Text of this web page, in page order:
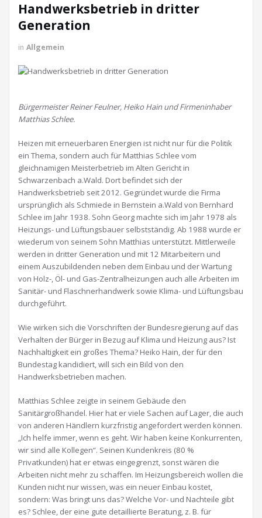
Handwerksbetrieb in dritter
Generation
in Allgemein
Bürgermeister Reiner Feulner, Heiko Hain und Firmeninhaber
Matthias Schlee.
Heizen mit erneuerbaren Energien ist nicht nur für die Politik
ein Thema, sondern auch für Matthias Schlee vom
gleichnamigen Meisterbetrieb im Alten Gericht in
Schwarzenbach a.Wald. Dort befindet sich der
Handwerksbetrieb seit 2012. Gegründet wurde die Firma
ursprünglich als Schmiede in Bernstein a.Wald von Bernhard
Schlee im Jahr 1938. Sohn Georg machte sich im Jahr 1978 als
Heizungs- und Lüftungsbauer selbstständig. Ab 1988 wurde er
wiederum von seinem Sohn Matthias unterstützt. Mittlerweile
werden in dritter Generation und mit 12 Mitarbeitern und
einem Auszubildenden neben dem Einbau und der Wartung
von Holz-, Öl- und Gas-Zentralheizungen auch alle Arbeiten im
Sanitär- und Flaschnerhandwerk sowie Klima- und Lüftungsbau
durchgeführt.
Wie wirken sich die Vorschriften der Bundesregierung auf das
Verhalten der Bürger in Bezug auf Klima und Heizung aus? Ist
Nachhaltigkeit ein großes Thema? Heiko Hain, der für den
Bundestag kandidiert, will sich ein Bild von den
Handwerksbetrieben machen.
Matthias Schlee zeigte in seinem Gebäude den
Sanitärgroßhandel. Hier hat er viele Sachen auf Lager, die auch
von anderen Händlern kurzfristig angefordert werden können.
„Ich helfe immer, wenn es geht. Wir haben keine Konkurrenten,
wir sind alle Kollegen“. Seinen Kundenkreis (80 %
Privatkunden) hat er etwas eingegrenzt, sonst wären die
Arbeiten nicht mehr zu schaffen. Im Heizungsbereich wollen die
Kunden nicht nur wissen, was ein neuer Einbau kostet,
sondern: Was bringt uns das? Welche Vor- und Nachteile gibt
es? Schlee, der eine gute detaillierte Beratung, z. B. für